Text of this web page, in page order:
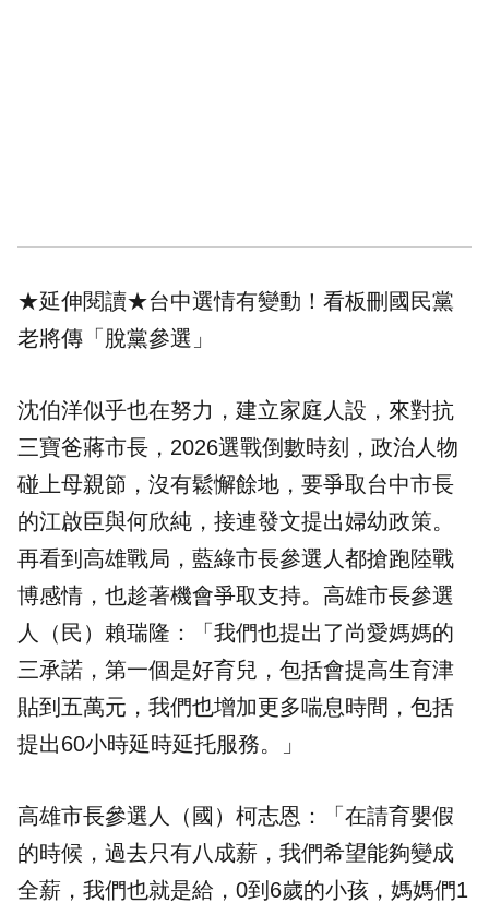
★延伸閱讀★台中選情有變動！看板刪國民黨
老將傳「脫黨參選」
沈伯洋似乎也在努力，建立家庭人設，來對抗
三寶爸蔣市長，2026選戰倒數時刻，政治人物
碰上母親節，沒有鬆懈餘地，要爭取台中市長
的江啟臣與何欣純，接連發文提出婦幼政策。
再看到高雄戰局，藍綠市長參選人都搶跑陸戰
博感情，也趁著機會爭取支持。高雄市長參選
人（民）賴瑞隆：「我們也提出了尚愛媽媽的
三承諾，第一個是好育兒，包括會提高生育津
貼到五萬元，我們也增加更多喘息時間，包括
提出60小時延時延托服務。」
高雄市長參選人（國）柯志恩：「在請育嬰假
的時候，過去只有八成薪，我們希望能夠變成
全薪，我們也就是給，0到6歲的小孩，媽媽們1